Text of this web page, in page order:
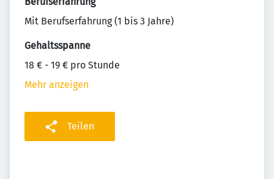
Mit Berufserfahrung (1 bis 3 Jahre)
Gehaltsspanne
18 € - 19 € pro Stunde
Mehr anzeigen
Teilen